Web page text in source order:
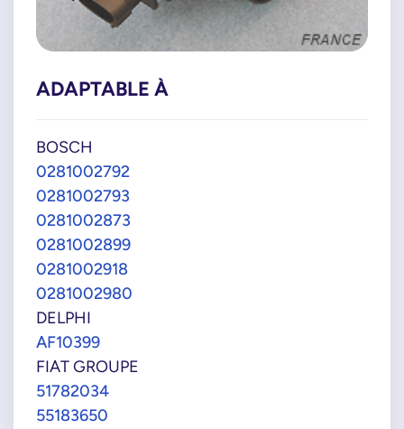
ADAPTABLE À
BOSCH
0281002792
0281002793
0281002873
0281002899
0281002918
0281002980
DELPHI
AF10399
FIAT GROUPE
51782034
55183650